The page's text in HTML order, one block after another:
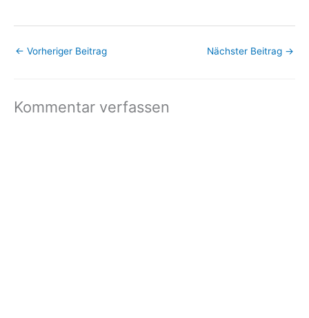
← Vorheriger Beitrag Nächster Beitrag →
Kommentar verfassen